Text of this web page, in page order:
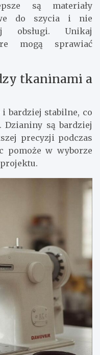
są materiały
do szycia i nie
obsługi. Unikaj
mogą sprawiać
tkaninami a
bardziej stabilne, co
są bardziej
precyzji podczas
pomoże w wyborze